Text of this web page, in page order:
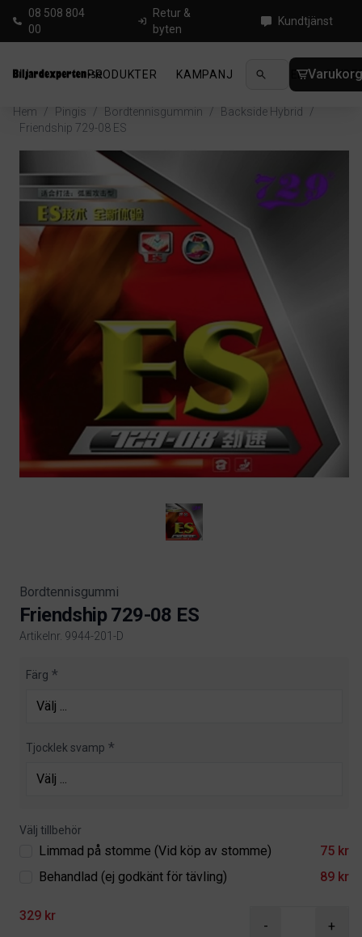
08 508 804
00
Retur &
byten
Kundtjänst
PRODUKTER KAMPANJ NYHETER
Hem / Pingis / Bordtennisgummin / Backside Hybrid
/
Friendship 729-08 ES
Bordtennisgummi
Friendship 729-08 ES
Artikelnr. 9944-201-D
Product information
Färg
Tjocklek svamp
Välj tillbehör
Limmad på stomme (Vid köp av stomme)
75 kr
Behandlad (ej godkänt för tävling)
89 kr
329 kr
- +